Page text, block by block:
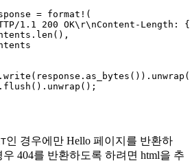
= format! (
1.1 200 OK\r\nContent-Length:
. len (),
. write ( response . as_bytes ()) . unwrap
. flush () . unwrap ();
인 경우에만 Hello 페이지를 반환하
404를 반환하도록 하려면 html을 추